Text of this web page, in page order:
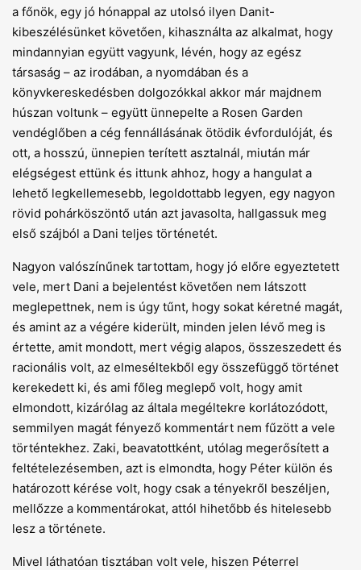
a főnök, egy jó hónappal az utolsó ilyen Danit-
kibeszélésünket követően, kihasználta az alkalmat, hogy
mindannyian együtt vagyunk, lévén, hogy az egész
társaság – az irodában, a nyomdában és a
könyvkereskedésben dolgozókkal akkor már majdnem
húszan voltunk – együtt ünnepelte a Rosen Garden
vendéglőben a cég fennállásának ötödik évfordulóját, és
ott, a hosszú, ünnepien terített asztalnál, miután már
elégségest ettünk és ittunk ahhoz, hogy a hangulat a
lehető legkellemesebb, legoldottabb legyen, egy nagyon
rövid pohárköszöntő után azt javasolta, hallgassuk meg
első szájból a Dani teljes történetét.
Nagyon valószínűnek tartottam, hogy jó előre egyeztetett
vele, mert Dani a bejelentést követően nem látszott
meglepettnek, nem is úgy tűnt, hogy sokat kéretné magát,
és amint az a végére kiderült, minden jelen lévő meg is
értette, amit mondott, mert végig alapos, összeszedett és
racionális volt, az elmeséltekből egy összefüggő történet
kerekedett ki, és ami főleg meglepő volt, hogy amit
elmondott, kizárólag az általa megéltekre korlátozódott,
semmilyen magát fényező kommentárt nem fűzött a vele
történtekhez. Zaki, beavatottként, utólag megerősített a
feltételezésemben, azt is elmondta, hogy Péter külön és
határozott kérése volt, hogy csak a tényekről beszéljen,
mellőzze a kommentárokat, attól hihetőbb és hitelesebb
lesz a története.
Mivel láthatóan tisztában volt vele, hiszen Péterrel